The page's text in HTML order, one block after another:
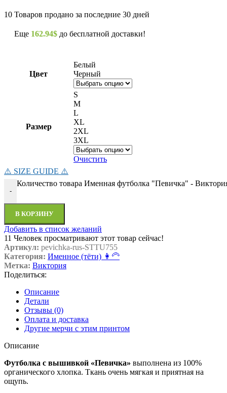
10 Товаров продано за последние 30 дней
Еще 162.94$ до бесплатной доставки!
Цвет
Белый
Черный
Размер
S
M
L
XL
2XL
3XL
Очистить
⚠️ SIZE GUIDE ⚠️
-
Количество товара Именная футболка "Певичка" -
В КОРЗИНУ
Добавить в список желаний
11 Человек просматривают этот товар сейчас!
Артикул: pevichka-rus-STTU755
Категория: Именное (тёти) 👩‍🦳
Метка: Виктория
Поделиться:
Описание
Детали
Отзывы (0)
Оплата и доставка
Другие мерчи с этим принтом
Описание
Футболка с вышивкой «Певичка» выполнена из 100%
органического хлопка. Ткань очень мягкая и приятная на
ощупь.